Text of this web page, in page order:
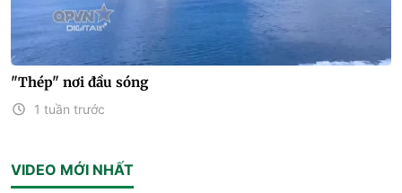
"Thép" nơi đầu sóng
1 tuần trước
VIDEO MỚI NHẤT